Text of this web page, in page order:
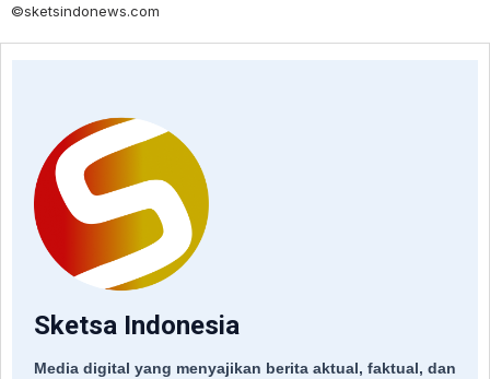
©sketsindonews.com
Sketsa Indonesia
Media digital yang menyajikan berita aktual, faktual, dan